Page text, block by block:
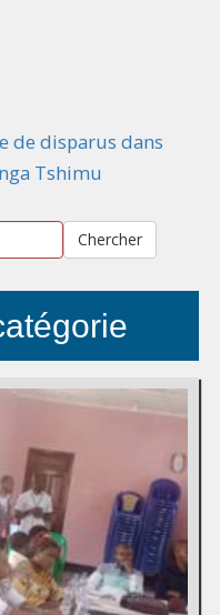
de disparus dans
Tshimu
Chercher